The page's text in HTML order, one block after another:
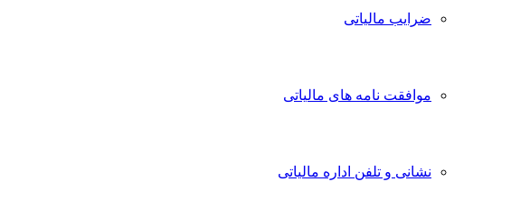
ضرایب مالیاتی
موافقت نامه های مالیاتی
نشانی و تلفن اداره مالیاتی